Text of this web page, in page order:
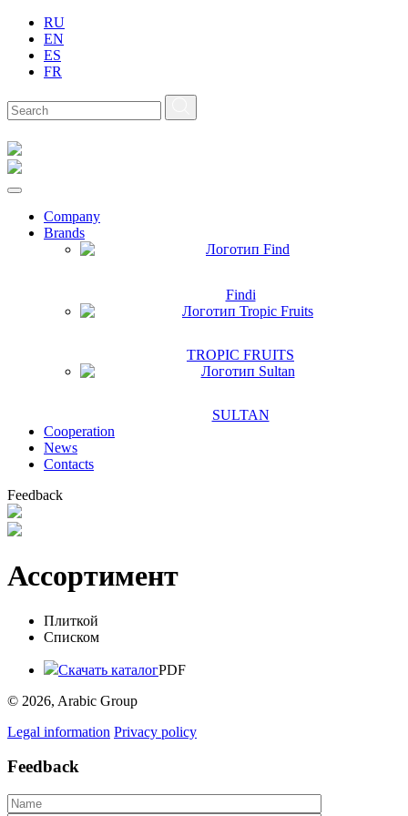
RU
EN
ES
FR
Company
Brands
Findi
TROPIC FRUITS
SULTAN
Сooperation
News
Contacts
Feedback
Ассортимент
Плиткой
Списком
Скачать каталогPDF
© 2026, Arabic Group
Legal information Privacy policy
Feedback